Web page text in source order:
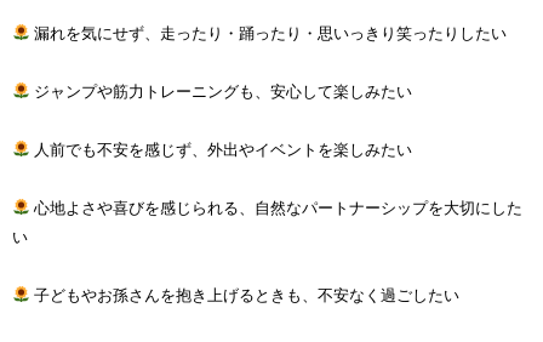
漏れを気にせず、走ったり・踊ったり・思いっきり笑ったりしたい
ジャンプや筋力トレーニングも、安心して楽しみたい
人前でも不安を感じず、外出やイベントを楽しみたい
心地よさや喜びを感じられる、自然なパートナーシップを大切にした
い
子どもやお孫さんを抱き上げるときも、不安なく過ごしたい